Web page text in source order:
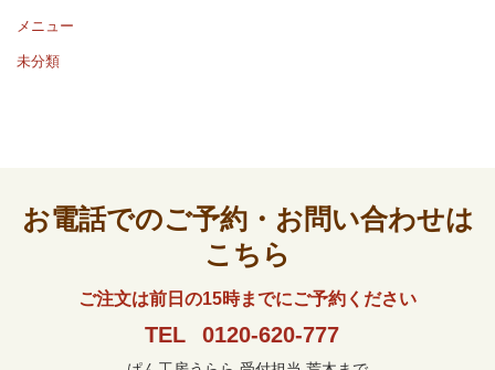
メニュー
未分類
お電話でのご予約・お問い合わせは
こちら
ご注文は前日の15時までにご予約ください
TEL 0120-620-777